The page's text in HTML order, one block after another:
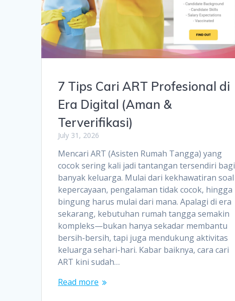
7 Tips Cari ART Profesional di
Era Digital (Aman &
Terverifikasi)
July 31, 2026
Mencari ART (Asisten Rumah Tangga) yang
cocok sering kali jadi tantangan tersendiri bagi
banyak keluarga. Mulai dari kekhawatiran soal
kepercayaan, pengalaman tidak cocok, hingga
bingung harus mulai dari mana. Apalagi di era
sekarang, kebutuhan rumah tangga semakin
kompleks—bukan hanya sekadar membantu
bersih-bersih, tapi juga mendukung aktivitas
keluarga sehari-hari. Kabar baiknya, cara cari
ART kini sudah…
Read more